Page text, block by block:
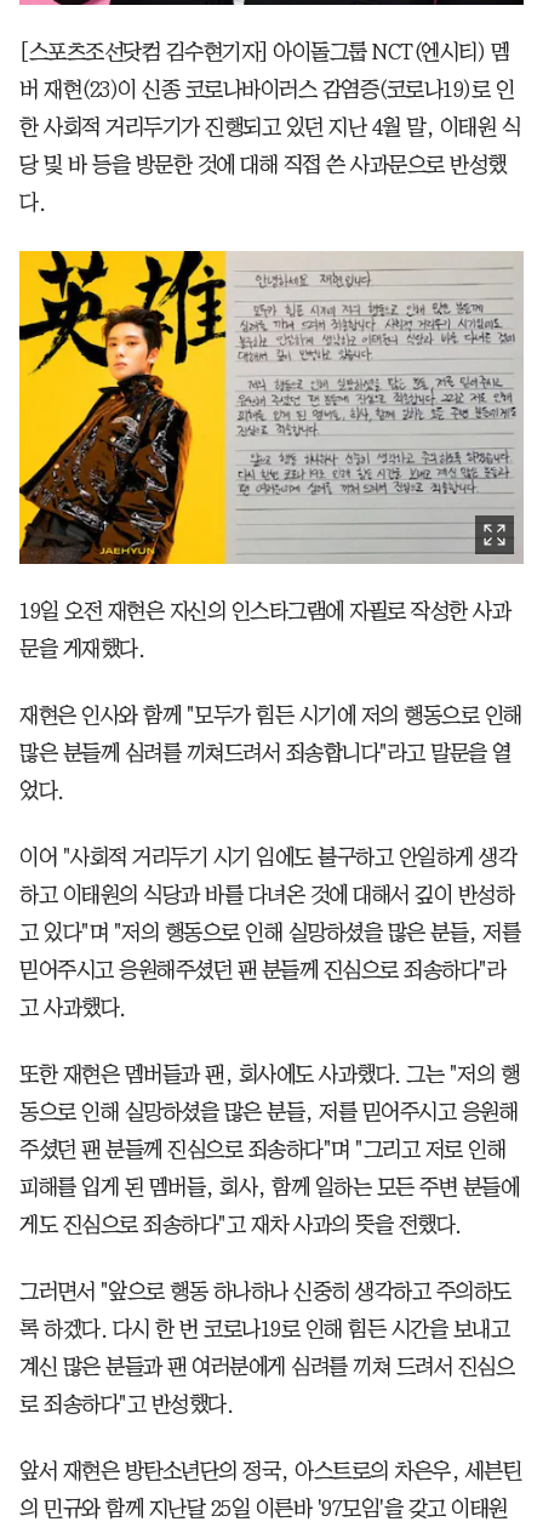
[스포츠조선닷컴 김수현기자] 아이돌그룹 NCT(엔시티) 멤
버 재현(23)이 신종 코로나바이러스 감염증(코로나19)로 인
한 사회적 거리두기가 진행되고 있던 지난 4월 말, 이태원 식
당 및 바 등을 방문한 것에 대해 직접 쓴 사과문으로 반성했
다.
19일 오전 재현은 자신의 인스타그램에 자필로 작성한 사과
문을 게재했다.
재현은 인사와 함께 "모두가 힘든 시기에 저의 행동으로 인해
많은 분들께 심려를 끼쳐드려서 죄송합니다"라고 말문을 열
었다.
이어 "사회적 거리두기 시기 임에도 불구하고 안일하게 생각
하고 이태원의 식당과 바를 다녀온 것에 대해서 깊이 반성하
고 있다"며 "저의 행동으로 인해 실망하셨을 많은 분들, 저를
믿어주시고 응원해주셨던 팬 분들께 진심으로 죄송하다"라
고 사과했다.
또한 재현은 멤버들과 팬, 회사에도 사과했다. 그는 "저의 행
동으로 인해 실망하셨을 많은 분들, 저를 믿어주시고 응원해
주셨던 팬 분들께 진심으로 죄송하다"며 "그리고 저로 인해
피해를 입게 된 멤버들, 회사, 함께 일하는 모든 주변 분들에
게도 진심으로 죄송하다"고 재차 사과의 뜻을 전했다.
그러면서 "앞으로 행동 하나하나 신중히 생각하고 주의하도
록 하겠다. 다시 한 번 코로나19로 인해 힘든 시간을 보내고
계신 많은 분들과 팬 여러분에게 심려를 끼쳐 드려서 진심으
로 죄송하다"고 반성했다.
앞서 재현은 방탄소년단의 정국, 아스트로의 차은우, 세븐틴
의 민규와 함께 지난달 25일 이른바 '97모임'을 갖고 이태원